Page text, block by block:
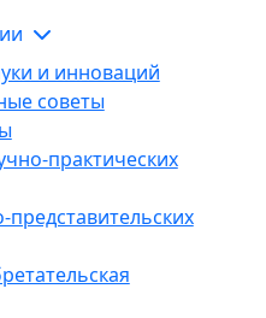
и инноваций
советы
практических